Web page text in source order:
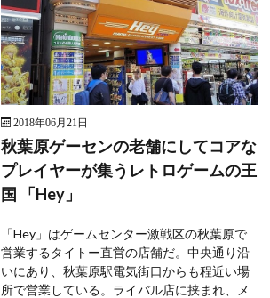
2018年06月21日
秋葉原ゲーセンの老舗にしてコアな
プレイヤーが集うレトロゲームの王
国 「Hey」
「Hey」はゲームセンター激戦区の秋葉原で
営業するタイトー直営の店舗だ。中央通り沿
いにあり、秋葉原駅電気街口からも程近い場
所で営業している。ライバル店に挟まれ、メ